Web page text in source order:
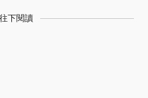
下閱讀